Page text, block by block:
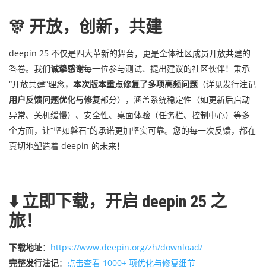
🎊 开放，创新，共建
deepin 25 不仅是四大革新的舞台，更是全体社区成员开放共建的
答卷。我们诚挚感谢每一位参与测试、提出建议的社区伙伴！秉承
“开放共建”理念， 本次版本重点修复了多项高频问题 （详见发行注记
用户反馈问题优化与修复部分），涵盖系统稳定性（如更新后启动
异常、关机缓慢）、安全性、桌面体验（任务栏、控制中心）等多
个方面，让“坚如磐石”的承诺更加坚实可靠。您的每一次反馈，都在
真切地塑造着 deepin 的未来！
⬇️ 立即下载，开启 deepin 25 之
旅！
下载地址： https://www.deepin.org/zh/download/
完整发行注记： 点击查看 1000+ 项优化与修复细节